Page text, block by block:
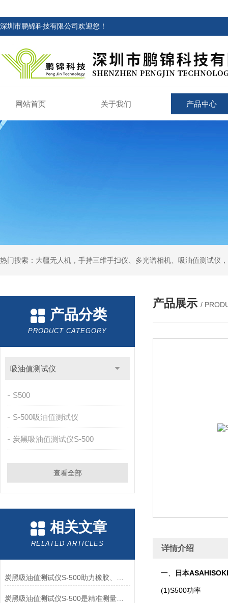
深圳市鹏锦科技有限公司欢迎您！
网站首页 关于我们 产品中心
热门搜索：大疆无人机，手持三维手扫仪、多光谱相机、吸油值测试仪
产品分类
PRODUCT CATEGORY
吸油值测试仪
S500
S-500吸油值测试仪
炭黑吸油值测试仪S-500
查看全部
相关文章
RELATED ARTICLES
炭黑吸油值测试仪S-500是精准测量炭黑吸油值的得力助手
产品展示 /
详情介绍
一、 日本
(1)S500功率